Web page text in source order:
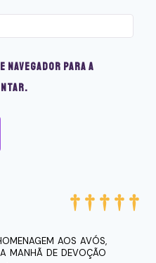
navegador para a
AOS AVÓS,
MANHÃ DE DEVOÇÃO